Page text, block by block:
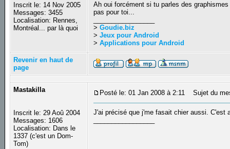
Inscrit le: 14 Nov 2005
Messages: 3455
Localisation: Rennes,
Montréal... par là quoi
Ah oui forcément si tu parles des
pas pour toi...
>Goudie.biz
>Jeux pour Android
>Applications pour Android
Revenir en haut de
page
Mastakilla
Inscrit le: 29 Aoû 2004
Messages: 1606
Localisation: Dans le
1337 (c'est un Dom-
Tom)
Posté le: 01 Jan 2008 à 2:11 Sujet du
J'ai précisé que j'me fasait chier aussi. C'est